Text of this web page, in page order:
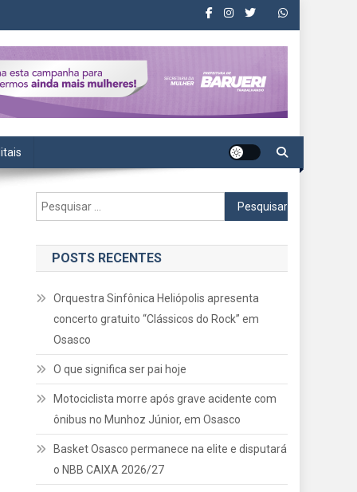
Pesquisar
por:
POSTS RECENTES
Orquestra Sinfônica Heliópolis apresenta
concerto gratuito “Clássicos do Rock” em
Osasco
O que significa ser pai hoje
Motociclista morre após grave acidente com
ônibus no Munhoz Júnior, em Osasco
Basket Osasco permanece na elite e disputará
o NBB CAIXA 2026/27